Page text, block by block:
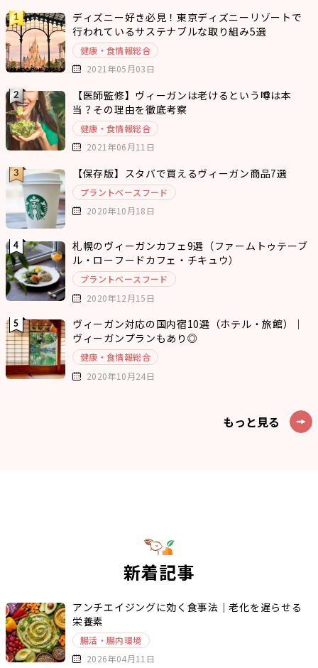
ディズニー好き必見！東京ディズニーリゾートで
行われているサステナブルな取り組み5選
健康・食情報総合
2021年05月03日
【医師監修】ヴィーガンは老けるという噂は本
当？その理由を徹底考察
健康・食情報総合
2021年06月11日
【保存版】スタバで買えるヴィーガン商品7選
プラントベースフード
2020年10月18日
札幌のヴィーガンカフェ9選（ファームトゥテーブ
ル・ローフードカフェ・チキュウ）
プラントベースフード
2020年12月15日
ヴィーガン対応の国内宿10選（ホテル・旅館）｜
ヴィーガンプランもあり◎
健康・食情報総合
2020年10月24日
もっと見る
新着記事
アンチエイジングに効く食事法｜老化を遅らせる
栄養素
腸活・腸内環境
2026年04月11日